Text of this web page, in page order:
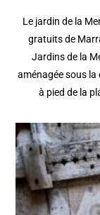
Le jardin de la
gratuits de
Jardins de la
aménagée sous
à pied de la